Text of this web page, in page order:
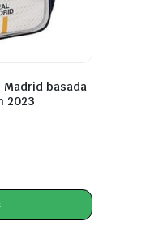
basada
2023